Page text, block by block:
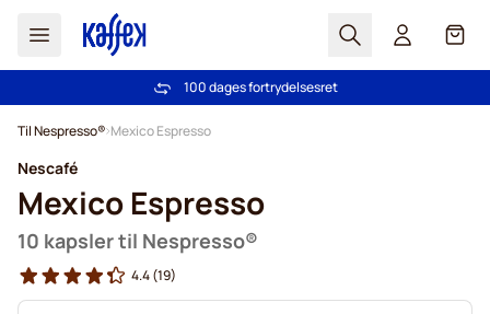
Søg Cart
Fri fragt ved køb over 349 kr.
100 dages fortrydelsesret
Til Nespresso® Mexico Espresso
Nescafé
Mexico Espresso
10 kapsler til Nespresso®
4.4(19)